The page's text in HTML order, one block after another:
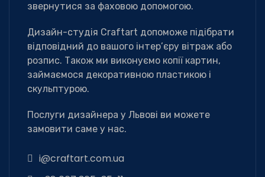
звернутися за фаховою допомогою.
Дизайн-студія Сraftart допоможе підібрати
відповідний до вашого інтер’єру вітраж або
розпис. Також ми виконуємо копії картин,
займаємося декоративною пластикою і
скульптурою.
Послуги дизайнера у Львові ви можете
замовити саме у нас.
i@craftart.com.ua